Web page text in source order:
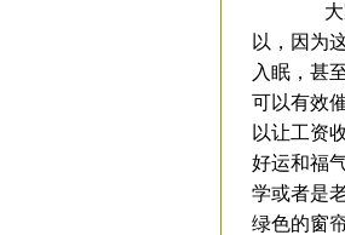
大家
以，因为
入眠，甚
可以有效
以让工资
好运和福
学或者是
绿色的窗